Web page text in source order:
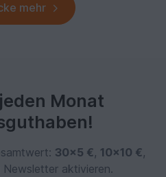
mehr
Monat
30×5 €, 10×10 €,
Newsletter aktivieren.